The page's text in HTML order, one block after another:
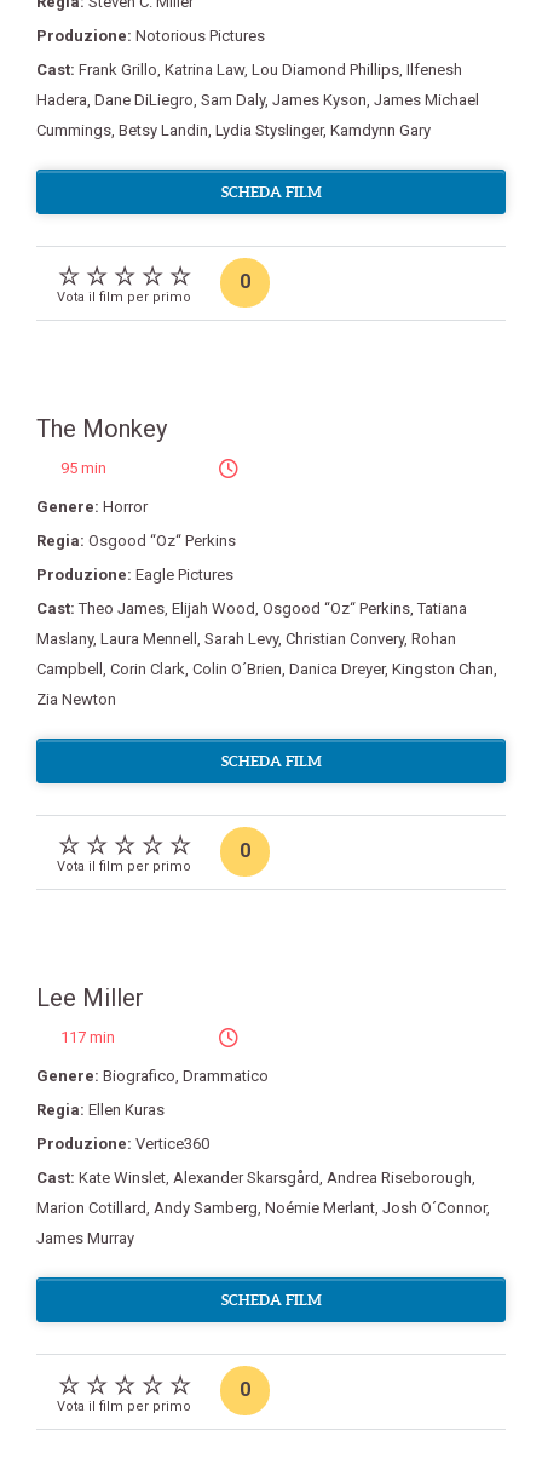
Produzione: Notorious Pictures
Cast: Frank Grillo Katrina Law, Lou Diamond Phillips Ilfenesh
Hadera Dane DiLiegro Sam Daly, James Kyson James Michael
Cummings Betsy Landin Lydia Styslinger, Kamdynn Gary
SCHEDA FILM
Vota il film per primo
0
The Monkey
95 min
Genere: Horror
Regia: Osgood “Oz“ Perkins
Produzione: Eagle Pictures
Cast:Theo James, Elijah Wood, Osgood “Oz“ Perkins,Tatiana
Maslany, Laura Mennell , Sarah Levy, Christian Convery, Rohan
Campbell , Corin Clark, Colin O´Brien, Danica Dreyer, Kingston Chan,
Zia Newton
SCHEDA FILM
Vota il film per primo
0
Lee Miller
117 min
Genere: Biografico, Drammatico
Regia: Ellen Kuras
Produzione: Vertice360
Cast: Kate Winslet, Alexander Skarsgård, Andrea Riseborough,
Marion Cotillard, Andy Samberg, Noémie Merlant, Josh O´Connor,
James Murray
SCHEDA FILM
Vota il film per primo
0